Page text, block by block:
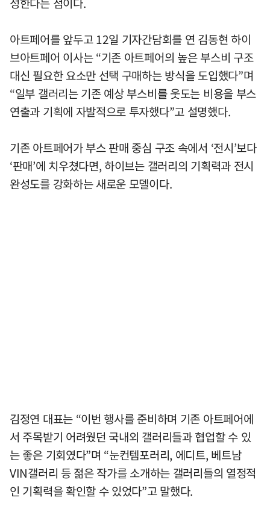
아트페어를 앞두고 12일 기자간담회를 연 김동현 하이
브아트페어 이사는 “기존 아트페어의 높은 부스비 구조
대신 필요한 요소만 선택 구매하는 방식을 도입했다”며
“일부 갤러리는 기존 예상 부스비를 웃도는 비용을 부스
연출과 기획에 자발적으로 투자했다”고 설명했다.
기존 아트페어가 부스 판매 중심 구조 속에서 ‘전시’보다
‘판매’에 치우쳤다면, 하이브는 갤러리의 기획력과 전시
완성도를 강화하는 새로운 모델이다.
김정연 대표는 “이번 행사를 준비하며 기존 아트페어에
서 주목받기 어려웠던 국내외 갤러리들과 협업할 수 있
는 좋은 기회였다”며 “눈컨템포러리, 에디트, 베트남
VIN갤러리 등 젊은 작가를 소개하는 갤러리들의 열정적
인 기획력을 확인할 수 있었다”고 말했다.